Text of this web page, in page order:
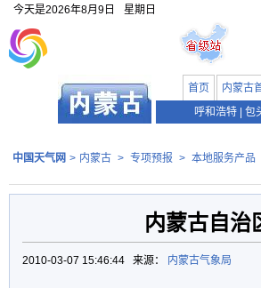
今天是2026年8月9日 星期日
首页 内蒙古
呼和浩特
包
中国天气网 > 内蒙古 > 专项预报 > 本地服务产品
内蒙古自治
2010-03-07 15:46:44 来源： 内蒙古气象局